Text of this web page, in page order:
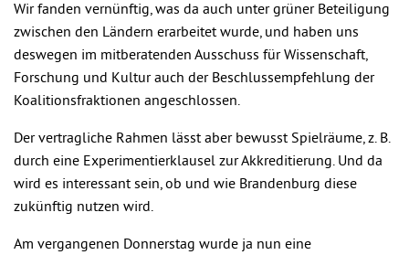
Wir fanden vernünftig, was da auch unter grüner Beteiligung
zwischen den Ländern erarbeitet wurde, und haben uns
deswegen im mitberatenden Ausschuss für Wissenschaft,
Forschung und Kultur auch der Beschlussempfehlung der
Koalitionsfraktionen angeschlossen.
Der vertragliche Rahmen lässt aber bewusst Spielräume, z. B.
durch eine Experimentierklausel zur Akkreditierung. Und da
wird es interessant sein, ob und wie Brandenburg diese
zukünftig nutzen wird.
Am vergangenen Donnerstag wurde ja nun eine